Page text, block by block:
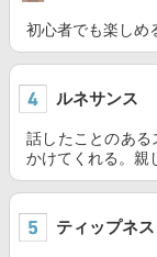
初心者でも楽しめ
ルネサンス
話したことのあ
かけてくれる。親
ティップネス